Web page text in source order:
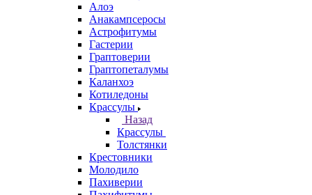
Алоэ
Анакампсеросы
Астрофитумы
Гастерии
Граптоверии
Граптопеталумы
Каланхоэ
Котиледоны
Крассулы
Назад
Крассулы
Толстянки
Крестовники
Молодило
Пахиверии